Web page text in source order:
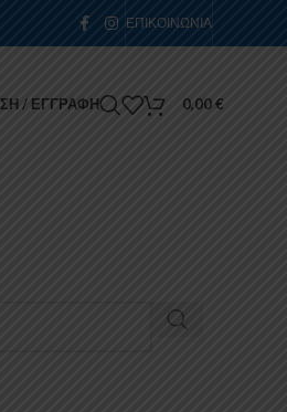
ΕΠΙΚΟΙΝΩΝΊΑ
/ ΕΓΓΡΑΦΉ 0,00€